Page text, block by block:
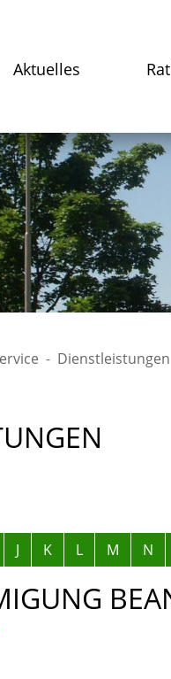
Aktuelles
Dienstleistungen
J K L M N